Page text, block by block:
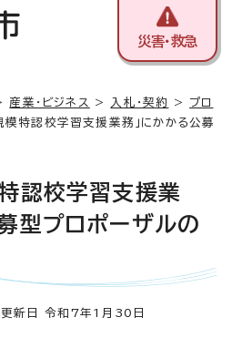
災害・救急
産業・ビジネス > 入札・契約 > プロ
特認校学習支援業務」にかかる公募
認校学習支援業
型プロポーザルの
新日 令和7年1月30日